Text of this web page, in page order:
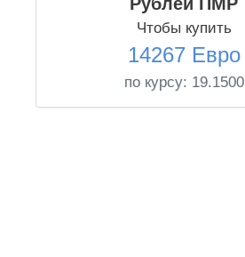
Чтобы купить
14267 Евро
по курсу: 19.1500